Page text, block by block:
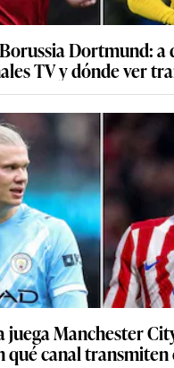
Dortmund: a
TV y dónde ver
juega Manchester
qué canal